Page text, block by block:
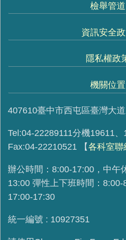
檢舉管道
資訊安全
隱私權政
機關位置
407610臺中市西屯區臺灣大
Tel:04-22289111分機19611
Fax:04-22210521
【各科室聯
辦公時間：8:00-17:00，中午
13:00 彈性上下班時間：8:00-
17:00-17:30
統一編號 : 10927351